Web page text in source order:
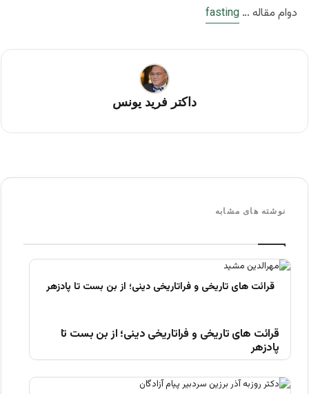
دوام مقاله … fasting
داکتر فرید یونس
نوشته های مشابه
قرائت های تاریخی و فراتاریخی دینی؛ از بن بست تا
پادزهر